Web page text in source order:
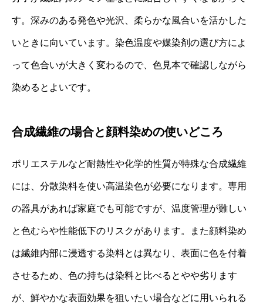
す。深みのある発色や光沢、柔らかな風合いを活かした
いときに向いています。染色温度や媒染剤の選び方によ
って色合いが大きく変わるので、色見本で確認しながら
染めるとよいです。
合成繊維の場合と顔料染めの使いどころ
ポリエステルなど耐熱性や化学的性質が特殊な合成繊維
には、分散染料を使い高温染色が必要になります。専用
の器具があれば家庭でも可能ですが、温度管理が難しい
と色むらや性能低下のリスクがあります。また顔料染め
は繊維内部に浸透する染料とは異なり、表面に色を付着
させるため、色の持ちは染料と比べるとやや劣ります
が、鮮やかな表面効果を狙いたい場合などに用いられる